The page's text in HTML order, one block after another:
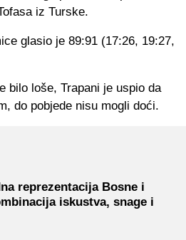
iz Turske.
glasio je 89:91 (17:26, 19:27,
bilo loše, Trapani je uspio da
do pobjede nisu mogli doći.
reprezentacija Bosne i
iskustva, snage i